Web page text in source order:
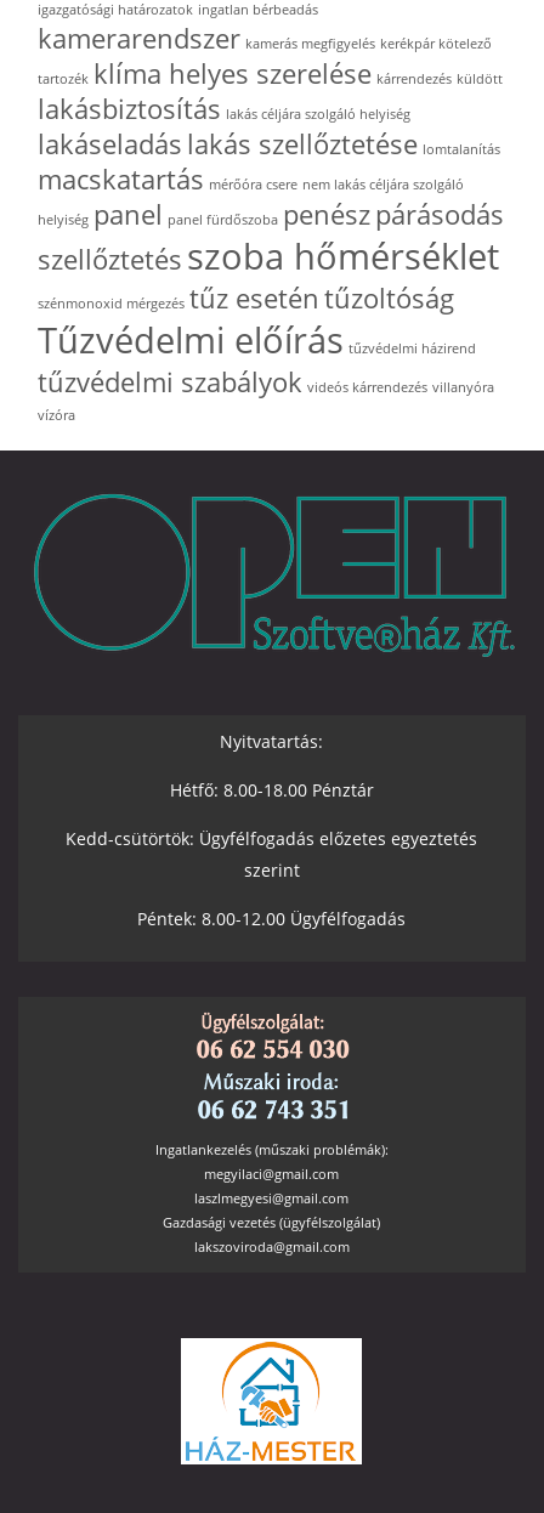
igazgatósági határozatok ingatlan bérbeadás
kamerarendszer kamerás megfigyelés kerékpár kötelező
tartozék klíma helyes szerelése kárrendezés küldött
lakásbiztosítás lakás céljára szolgáló helyiség
lakáseladás lakás szellőztetése lomtalanítás
macskatartás mérőóra csere nem lakás céljára szolgáló
helyiség panel panel fürdőszoba penész párásodás
szellőztetés szoba hőmérséklet
szénmonoxid mérgezés tűz esetén tűzoltóság
Tűzvédelmi előírás tűzvédelmi házirend
tűzvédelmi szabályok videós kárrendezés villanyóra
vízóra
Nyitvatartás:
Hétfő: 8.00-18.00 Pénztár
Kedd-csütörtök: Ügyfélfogadás előzetes egyeztetés
szerint
Péntek: 8.00-12.00 Ügyfélfogadás
Ingatlankezelés (műszaki problémák):
megyilaci@gmail.com
laszlmegyesi@gmail.com
Gazdasági vezetés (ügyfélszolgálat)
lakszoviroda@gmail.com